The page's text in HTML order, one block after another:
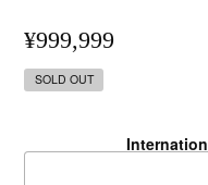
¥999,999
SOLD OUT